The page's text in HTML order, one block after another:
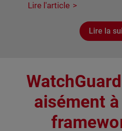
Lire l'article
Lire la
aisément